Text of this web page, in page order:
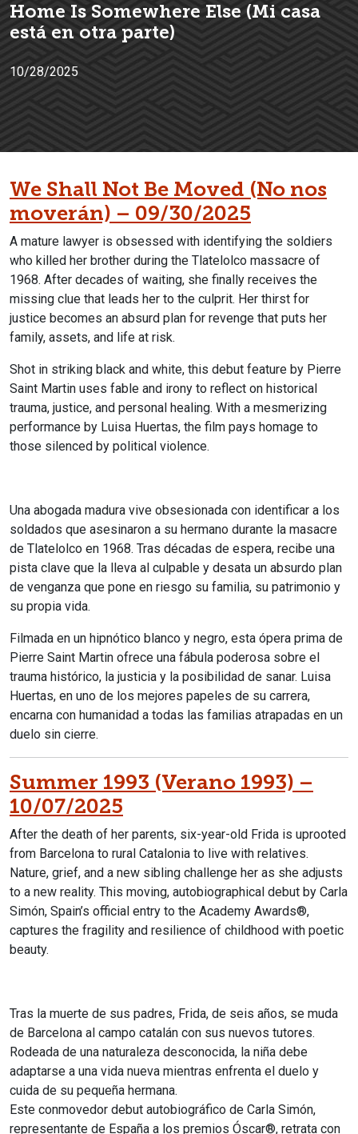
Home Is Somewhere Else (Mi casa
está en otra parte)
10/28/2025
We Shall Not Be Moved (No nos
moverán) – 09/30/2025
A mature lawyer is obsessed with identifying the soldiers
who killed her brother during the Tlatelolco massacre of
1968. After decades of waiting, she finally receives the
missing clue that leads her to the culprit. Her thirst for
justice becomes an absurd plan for revenge that puts her
family, assets, and life at risk.
Shot in striking black and white, this debut feature by Pierre
Saint Martin uses fable and irony to reflect on historical
trauma, justice, and personal healing. With a mesmerizing
performance by Luisa Huertas, the film pays homage to
those silenced by political violence.
Una abogada madura vive obsesionada con identificar a los
soldados que asesinaron a su hermano durante la masacre
de Tlatelolco en 1968. Tras décadas de espera, recibe una
pista clave que la lleva al culpable y desata un absurdo plan
de venganza que pone en riesgo su familia, su patrimonio y
su propia vida.
Filmada en un hipnótico blanco y negro, esta ópera prima de
Pierre Saint Martin ofrece una fábula poderosa sobre el
trauma histórico, la justicia y la posibilidad de sanar. Luisa
Huertas, en uno de los mejores papeles de su carrera,
encarna con humanidad a todas las familias atrapadas en un
duelo sin cierre.
Summer 1993 (Verano 1993) –
10/07/2025
After the death of her parents, six-year-old Frida is uprooted
from Barcelona to rural Catalonia to live with relatives.
Nature, grief, and a new sibling challenge her as she adjusts
to a new reality. This moving, autobiographical debut by Carla
Simón, Spain’s official entry to the Academy Awards®,
captures the fragility and resilience of childhood with poetic
beauty.
Tras la muerte de sus padres, Frida, de seis años, se muda
de Barcelona al campo catalán con sus nuevos tutores.
Rodeada de una naturaleza desconocida, la niña debe
adaptarse a una vida nueva mientras enfrenta el duelo y
cuida de su pequeña hermana.
Este conmovedor debut autobiográfico de Carla Simón,
representante de España a los premios Óscar®, retrata con